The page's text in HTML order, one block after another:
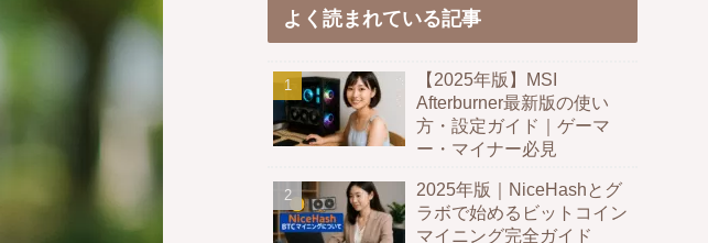
よく読まれている記事
【2025年版】MSI
Afterburner最新版の使い
方・設定ガイド｜ゲーマ
ー・マイナー必見
2025年版｜NiceHashとグ
ラボで始めるビットコイン
マイニング完全ガイド